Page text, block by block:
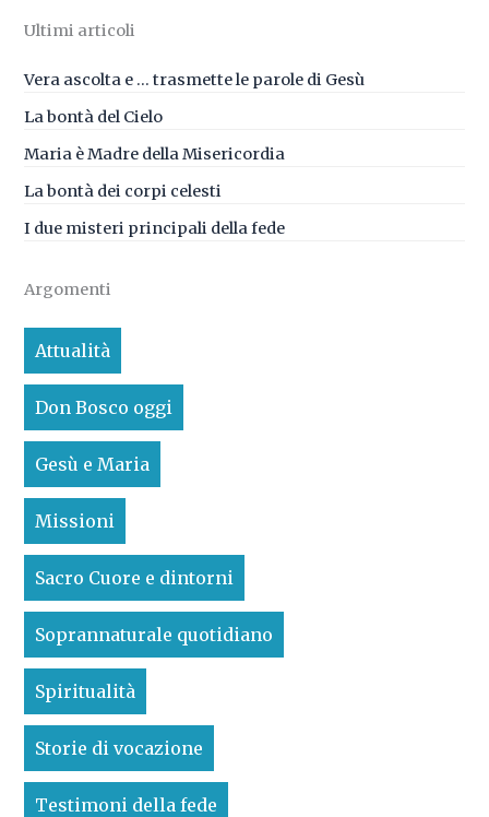
Ultimi articoli
Vera ascolta e … trasmette le parole di Gesù
La bontà del Cielo
Maria è Madre della Misericordia
La bontà dei corpi celesti
I due misteri principali della fede
Argomenti
Attualità
Don Bosco oggi
Gesù e Maria
Missioni
Sacro Cuore e dintorni
Soprannaturale quotidiano
Spiritualità
Storie di vocazione
Testimoni della fede